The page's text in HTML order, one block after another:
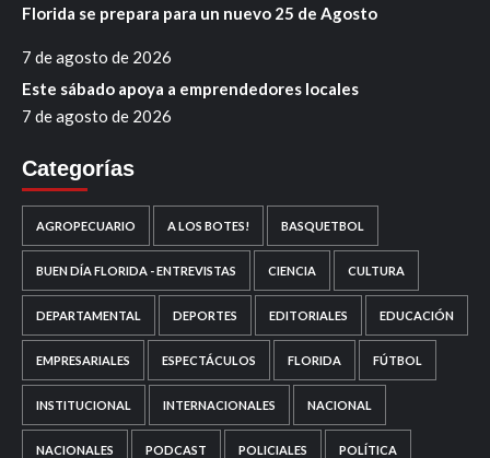
Florida se prepara para un nuevo 25 de Agosto
7 de agosto de 2026
Este sábado apoya a emprendedores locales
7 de agosto de 2026
Categorías
AGROPECUARIO A LOS BOTES! BASQUETBOL
BUEN DÍA FLORIDA - ENTREVISTAS CIENCIA CULTURA
DEPARTAMENTAL DEPORTES EDITORIALES EDUCACIÓN
EMPRESARIALES ESPECTÁCULOS FLORIDA FÚTBOL
INSTITUCIONAL INTERNACIONALES NACIONAL
NACIONALES PODCAST POLICIALES POLÍTICA